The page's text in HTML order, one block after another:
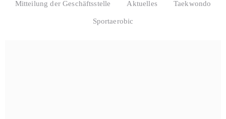
Mitteilung der Geschäftsstelle Aktuelles Taekwondo
Sportaerobic